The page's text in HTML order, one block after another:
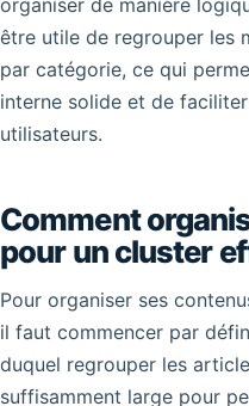
organiser de manière
être utile de regrouper les
par catégorie, ce qui
interne solide et de
utilisateurs.
Comment
pour un cluster
Pour organiser ses
il faut commencer par
duquel regrouper les
suffisamment large pour